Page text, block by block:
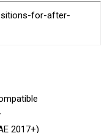
for-after-
2017+)